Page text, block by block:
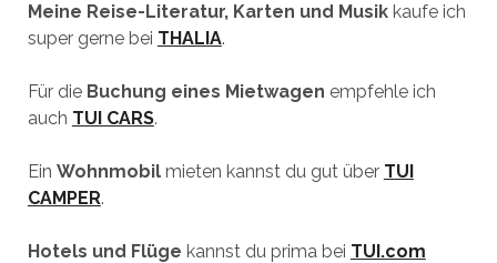
Meine Reise-Literatur, Karten und Musikkaufe ich
super gerne bei THALIA.
Für die Buchung eines Mietwagen empfehle ich
auch TUI CARS.
Ein Wohnmobilmieten kannst du gut über TUI
CAMPER.
Hotels und Flüge kannst du prima bei TUI.com